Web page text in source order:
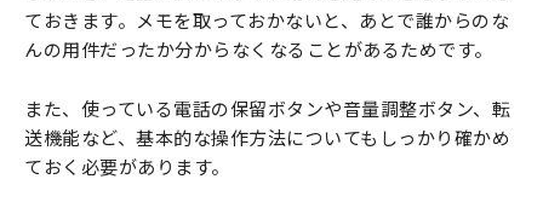
ておきます。メモを取っておかないと、あとで誰からのな
んの用件だったか分からなくなることがあるためです。
また、使っている電話の保留ボタンや音量調整ボタン、転
送機能など、基本的な操作方法についてもしっかり確かめ
ておく必要があります。